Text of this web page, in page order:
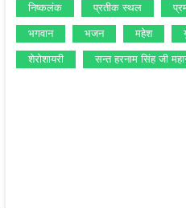
निष्‍कलंक प्रतीक स्‍थल
भगवान भजन महेश
शेरोशायरी सन्‍त हरनाम सिंह जी